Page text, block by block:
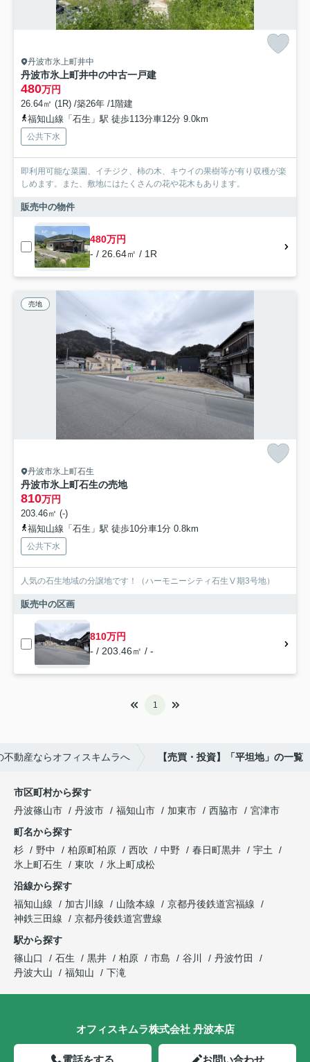
丹波市氷上町井中
丹波市氷上町井中の中古一戸建
480万円
26.64㎡ (1R) /築26年 /1階建
福知山線「石生」駅 徒歩113分車12分 9.0km
公共下水
即利用可能な菜園、イチジク、柿の木、キウイの果樹等が有り収穫が楽
しめます。また、敷地にはたくさんの花や花木もあります。
販売中の物件
480万円
- / 26.64㎡ / 1R
売地
丹波市氷上町石生
丹波市氷上町石生の売地
810万円
203.46㎡ (-)
福知山線「石生」駅 徒歩10分車1分 0.8km
公共下水
人気の石生地域の分譲地です！（ハーモニーシティ石生Ⅴ期3号地）
販売中の区画
810万円
- / 203.46㎡ / -
1
動産ならオフィスキムラへ 【売買・投資】「平坦地」の一覧
市区町村から探す
丹波篠山市
丹波市 福知山市 加東市 西脇市
宮津市
町名から探す
杉
野中 柏原町柏原 西吹 中野 春日町黒井
宇土
氷上町石生
東吹
氷上町成松
沿線から探す
福知山線
加古川線 山陰本線
京都丹後鉄道宮福線
神鉄三田線
京都丹後鉄道宮豊線
駅から探す
篠山口
石生 黒井 柏原 市島 谷川
丹波竹田
丹波大山
福知山 下滝
オフィスキムラ株式会社 丹波本店